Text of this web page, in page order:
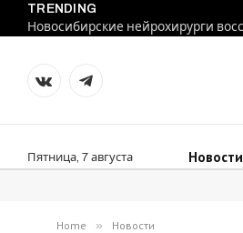
TRENDING
VKontakteTelegram
Пятница, 7 августа Новости
Home » Новости